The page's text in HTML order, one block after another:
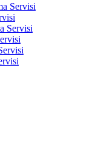
Servisi
Servisi